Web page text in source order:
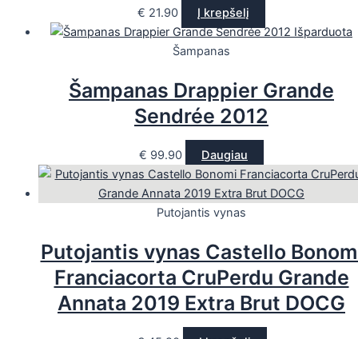
€ 21.90
Į krepšelį
Išparduota
Šampanas
Šampanas Drappier Grande
Sendrée 2012
€ 99.90 Daugiau
Putojantis vynas
Putojantis vynas Castello
Franciacorta CruPerdu Grande
Annata 2019 Extra Brut DOCG